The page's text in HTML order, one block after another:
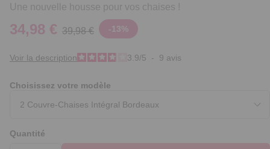
Une nouvelle housse pour vos chaises !
34,98 € 39,98 € -13%
Voir la description 3.9/5 - 9 avis
Choisissez votre modèle
Quantité